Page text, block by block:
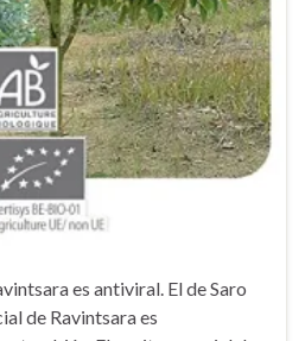
es antiviral. El de Saro
de Ravintsara es